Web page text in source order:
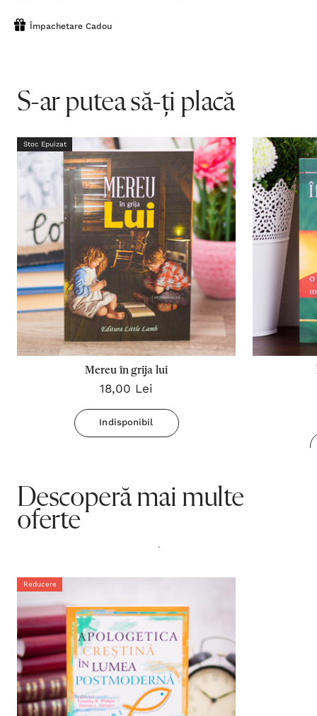
Împachetare Cadou
S-ar putea să-ți placă
Stoc Epuizat
Mereu în grija lui
18,00 Lei
Indisponibil
Descoperă mai multe
oferte
.
Reducere